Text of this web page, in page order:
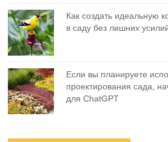
Как создать идеальную
в саду без лишних
Если вы планируете
проектирования сада,
для ChatGPT